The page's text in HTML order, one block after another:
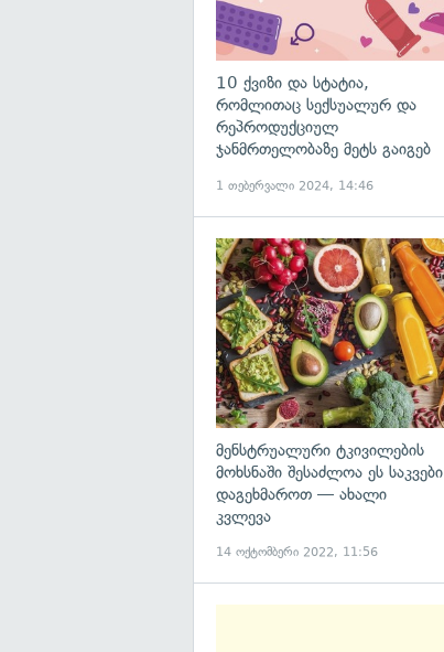
10 ქვიზი და სტატია,
რომლითაც სექსუალურ და
რეპროდუქციულ
ჯანმრთელობაზე მეტს გაიგებ
1 თებერვალი 2024, 14:46
მენსტრუალური ტკივილების
მოხსნაში შესაძლოა ეს საკვები
დაგეხმაროთ — ახალი
კვლევა
14 ოქტომბერი 2022, 11:56